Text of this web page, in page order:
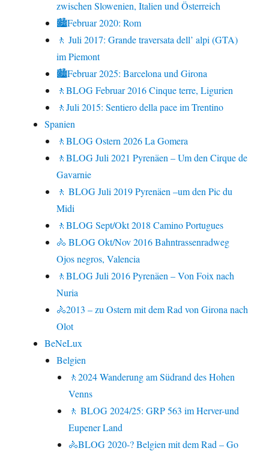
zwischen Slowenien, Italien und Österreich
🏙Februar 2020: Rom
🚶 Juli 2017: Grande traversata dell’ alpi (GTA)
im Piemont
🏙Februar 2025: Barcelona und Girona
🚶BLOG Februar 2016 Cinque terre, Ligurien
🚶Juli 2015: Sentiero della pace im Trentino
Spanien
🚶BLOG Ostern 2026 La Gomera
🚶BLOG Juli 2021 Pyrenäen – Um den Cirque de
Gavarnie
🚶 BLOG Juli 2019 Pyrenäen –um den Pic du
Midi
🚶BLOG Sept/Okt 2018 Camino Portugues
🚴 BLOG Okt/Nov 2016 Bahntrassenradweg
Ojos negros, Valencia
🚶BLOG Juli 2016 Pyrenäen – Von Foix nach
Nuria
🚴2013 – zu Ostern mit dem Rad von Girona nach
Olot
BeNeLux
Belgien
🚶2024 Wanderung am Südrand des Hohen
Venns
🚶 BLOG 2024/25: GRP 563 im Herver-und
Eupener Land
🚴BLOG 2020-? Belgien mit dem Rad – Go